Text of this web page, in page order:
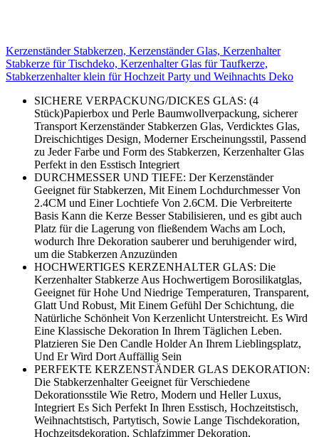
Kerzenständer Stabkerzen, Kerzenständer Glas, Kerzenhalter
Stabkerze für Tischdeko, Kerzenhalter Glas für Taufkerze,
Stabkerzenhalter klein für Hochzeit Party und Weihnachts Deko
SICHERE VERPACKUNG/DICKES GLAS: (4
Stück)Papierbox und Perle Baumwollverpackung, sicherer
Transport Kerzenständer Stabkerzen Glas, Verdicktes Glas,
Dreischichtiges Design, Moderner Erscheinungsstil, Passend
zu Jeder Farbe und Form des Stabkerzen, Kerzenhalter Glas
Perfekt in den Esstisch Integriert
DURCHMESSER UND TIEFE: Der Kerzenständer
Geeignet für Stabkerzen, Mit Einem Lochdurchmesser Von
2.4CM und Einer Lochtiefe Von 2.6CM. Die Verbreiterte
Basis Kann die Kerze Besser Stabilisieren, und es gibt auch
Platz für die Lagerung von fließendem Wachs am Loch,
wodurch Ihre Dekoration sauberer und beruhigender wird,
um die Stabkerzen Anzuzünden
HOCHWERTIGES KERZENHALTER GLAS: Die
Kerzenhalter Stabkerze Aus Hochwertigem Borosilikatglas,
Geeignet für Hohe Und Niedrige Temperaturen, Transparent,
Glatt Und Robust, Mit Einem Gefühl Der Schichtung, die
Natürliche Schönheit Von Kerzenlicht Unterstreicht. Es Wird
Eine Klassische Dekoration In Ihrem Täglichen Leben.
Platzieren Sie Den Candle Holder An Ihrem Lieblingsplatz,
Und Er Wird Dort Auffällig Sein
PERFEKTE KERZENSTÄNDER GLAS DEKORATION:
Die Stabkerzenhalter Geeignet für Verschiedene
Dekorationsstile Wie Retro, Modern und Heller Luxus,
Integriert Es Sich Perfekt In Ihren Esstisch, Hochzeitstisch,
Weihnachtstisch, Partytisch, Sowie Lange Tischdekoration,
Hochzeitsdekoration, Schlafzimmer Dekoration,